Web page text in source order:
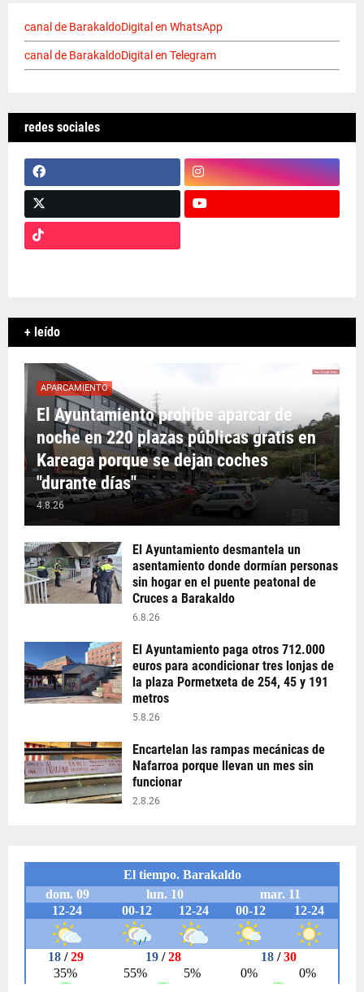
canal de BarakaldoDigital en WhatsApp
canal de BarakaldoDigital en Telegram
redes sociales
+ leído
APARCAMIENTO
El Ayuntamiento prohíbe aparcar de
noche en 220 plazas públicas gratis en
Kareaga porque se dejan coches
"durante días"
4.8.26
El Ayuntamiento desmantela un
asentamiento donde dormían personas
sin hogar en el puente peatonal de
Cruces a Barakaldo
6.8.26
El Ayuntamiento paga otros 712.000
euros para acondicionar tres lonjas de
la plaza Pormetxeta de 254, 45 y 191
metros
5.8.26
Encartelan las rampas mecánicas de
Nafarroa porque llevan un mes sin
funcionar
2.8.26